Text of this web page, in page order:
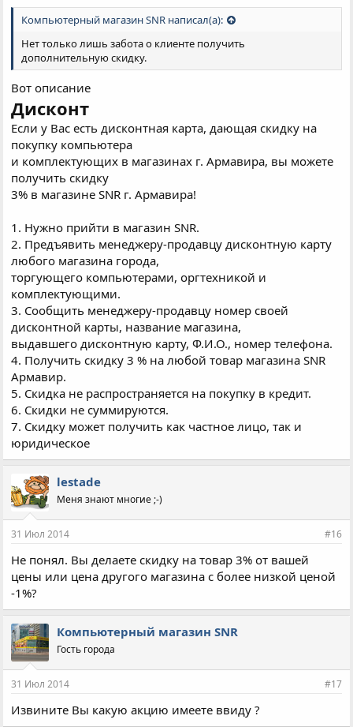
Компьютерный магазин SNR написал(а):
Нет только лишь забота о клиенте получить
дополнительную скидку.
Вот описание
Дисконт
Если у Вас есть дисконтная карта, дающая скидку на
покупку компьютера
и комплектующих в магазинах г. Армавира, вы можете
получить скидку
3% в магазине SNR г. Армавира!
1. Нужно прийти в магазин SNR.
2. Предъявить менеджеру-продавцу дисконтную карту
любого магазина города,
торгующего компьютерами, оргтехникой и
комплектующими.
3. Сообщить менеджеру-продавцу номер своей
дисконтной карты, название магазина,
выдавшего дисконтную карту, Ф.И.О., номер телефона.
4. Получить скидку 3 % на любой товар магазина SNR
Армавир.
5. Скидка не распространяется на покупку в кредит.
6. Скидки не суммируются.
7. Скидку может получить как частное лицо, так и
юридическое
lestade
Меня знают многие ;-)
31 Июл 2014 #16
Не понял. Вы делаете скидку на товар 3% от вашей
цены или цена другого магазина с более низкой ценой
-1%?
Компьютерный магазин SNR
Гость города
31 Июл 2014 #17
Извините Вы какую акцию имеете ввиду ?